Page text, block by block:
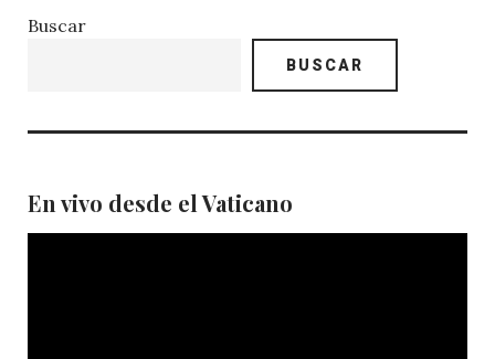
Buscar
BUSCAR
En vivo desde el Vaticano